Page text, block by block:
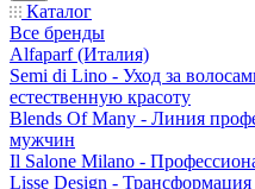
Каталог
Все бренды
Alfaparf (Италия)
Semi di Lino - Уход за
естественную красоту
Blends Of Many - Линия
мужчин
Il Salone Milano -
Lisse Design - Трансформация